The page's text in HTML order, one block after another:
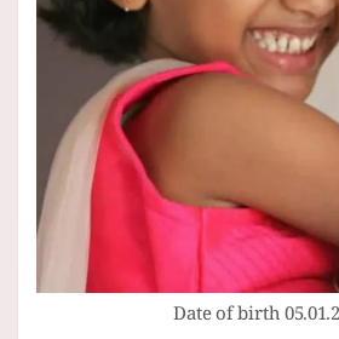
Date of birth